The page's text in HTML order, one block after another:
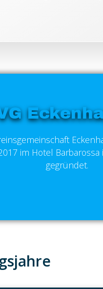
im Hotel Barbarossa
gegründet.